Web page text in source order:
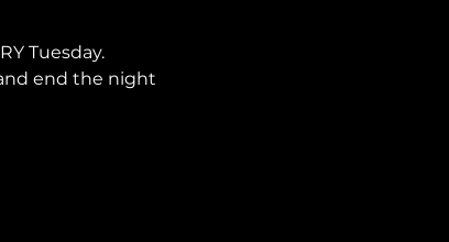
Tuesday.
end the night